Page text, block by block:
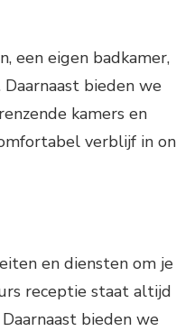
een eigen badkamer,
bieden we
kamers en
verblijf in
en diensten om je
receptie staat altijd
bieden we